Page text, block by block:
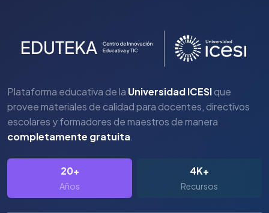
Plataforma educativa de la Universidad ICESIque
provee materiales de calidad para docentes, directivos
escolares y formadores de maestros de manera
completamente gratuita.
20+
Años
4K+
Recursos